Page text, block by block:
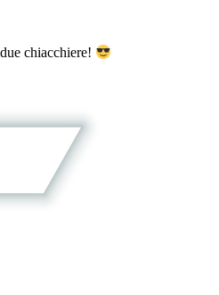
chiacchiere!